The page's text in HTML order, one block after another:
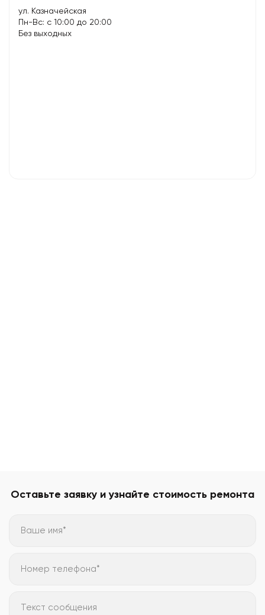
ул. Казначейская
Пн-Вс: с 10:00 до 20:00
Без выходных
Оставьте заявку и узнайте стоимость ремонта
Ваше имя*
Номер телефона*
Текст сообщения